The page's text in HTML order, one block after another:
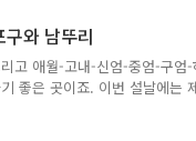
으로 가 보았어요.인공호수의
있을 것 같아요. 큰 무대를 기
와 남뚜리
고 애월-고내-신엄-중엄-구엄-
좋은 곳이죠. 이번 설날에는
고내 마을 전경, 마지막으로
AIR X1 드론을 사용하